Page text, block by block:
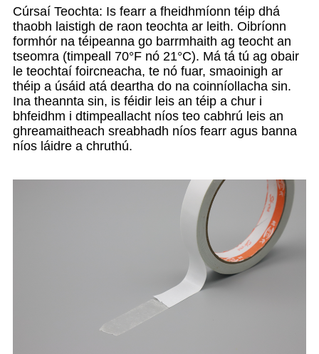
Cúrsaí Teochta: Is fearr a fheidhmíonn téip dhá
thaobh laistigh de raon teochta ar leith. Oibríonn
formhór na téipeanna go barrmhaith ag teocht an
tseomra (timpeall 70°F nó 21°C). Má tá tú ag obair
le teochtaí foircneacha, te nó fuar, smaoinigh ar
théip a úsáid atá deartha do na coinníollacha sin.
Ina theannta sin, is féidir leis an téip a chur i
bhfeidhm i dtimpeallacht níos teo cabhrú leis an
ghreamaitheach sreabhadh níos fearr agus banna
níos láidre a chruthú.